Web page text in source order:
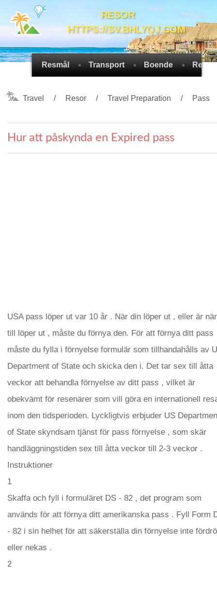
RESOR
HTTPS://SV.BHLYQJ.COM
Resmål Transport Boende
Travel Resor Travel Preparation Pass
Hur att påskynda en Expired pass
USA pass löper ut var 10 år . När din löper ut , eller är
till löper ut , måste du förnya den. För att förnya ditt pass
måste du fylla i förnyelse formulär som tillhandahålls av
Department of State och skicka den i. Det tar sex till åtta
veckor att behandla förnyelse av ditt pass , vilket är
obekvämt för resenärer som vill göra en internationell
inom den tidsperioden. Lyckligtvis erbjuder US
of State skyndsam tjänst för pass förnyelse , som skär
handläggningstiden sex till åtta veckor till 2-3 veckor .
Instruktioner
1
Skaffa och fyll i formuläret DS - 82 , det program som
används för att förnya ditt amerikanska pass . Fyll Form
- 82 i sin helhet för att säkerställa din förnyelse inte
eller nekas .
2